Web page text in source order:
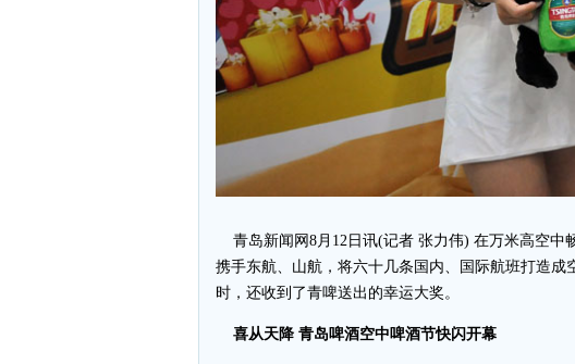
青岛新闻网8月12日讯(记者 张力伟) 在万米高空中
携手东航、山航，将六十几条国内、国际航班打造成
时，还收到了青啤送出的幸运大奖。
喜从天降 青岛啤酒空中啤酒节快闪开幕